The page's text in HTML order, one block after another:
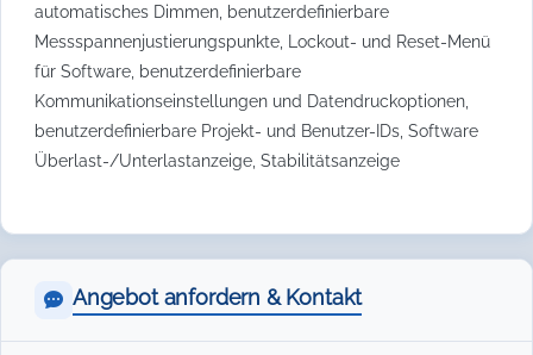
automatisches Dimmen, benutzerdefinierbare
Messspannenjustierungspunkte, Lockout- und Reset-Menü
für Software, benutzerdefinierbare
Kommunikationseinstellungen und Datendruckoptionen,
benutzerdefinierbare Projekt- und Benutzer-IDs, Software
Überlast-/Unterlastanzeige, Stabilitätsanzeige
Angebot anfordern & Kontakt